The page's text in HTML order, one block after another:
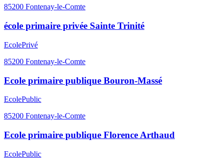
85200 Fontenay-le-Comte
école primaire privée Sainte Trinité
EcolePrivé
85200 Fontenay-le-Comte
Ecole primaire publique Bouron-Massé
EcolePublic
85200 Fontenay-le-Comte
Ecole primaire publique Florence Arthaud
EcolePublic